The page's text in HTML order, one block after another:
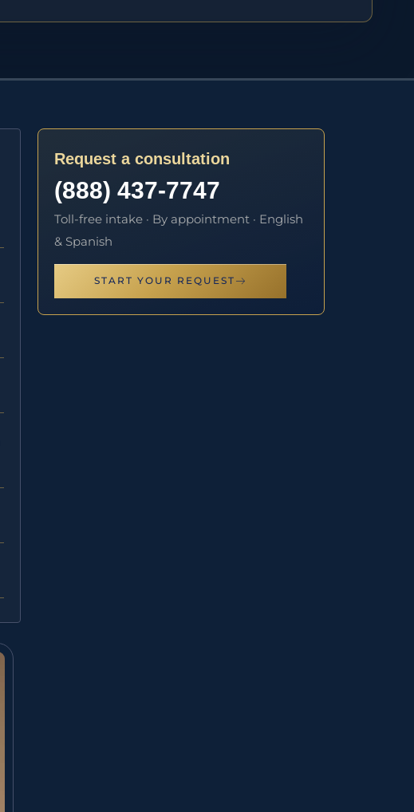
Request a consultation
(888) 437-7747
Toll-free intake · By appointment · English
& Spanish
START YOUR REQUEST